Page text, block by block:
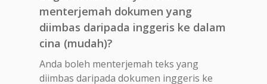
menterjemah dokumen yang
diimbas daripada inggeris ke dalam
cina (mudah)?
Anda boleh menterjemah teks yang
diimbas daripada dokumen inggeris ke